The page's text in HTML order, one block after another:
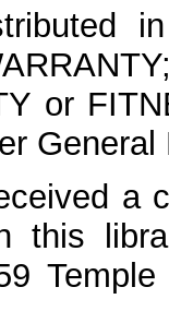
or
a
this